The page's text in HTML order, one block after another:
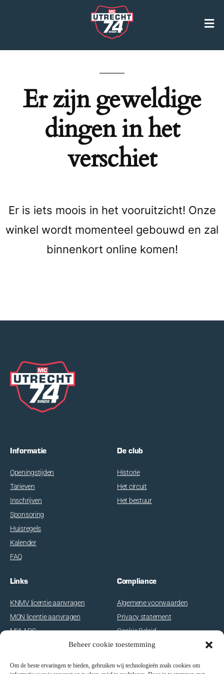
Beheer cookie toestemming
Om de beste ervaringen te bieden, gebruiken wij technologieën zoals cookies om
Er zijn geweldige
dingen in het
verschiet
Er is iets moois in het vooruitzicht! Onze
winkel wordt momenteel gebouwd en zal
binnenkort online komen!
Informatie
Openingstijden
Tarieven
Inschrijven
Sponsoring
Huisregels
Kalender
FAQ
De club
Historie
Het circuit
Het bestuur
Links
KNMV licentie aanvragen
MON licentie aanvragen
MYLAPS
Compliance
Algemene voorwaarden
Privacy statement
Cookie Beleid
Disclaimer
E-com